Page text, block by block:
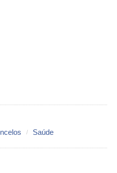
Saúde